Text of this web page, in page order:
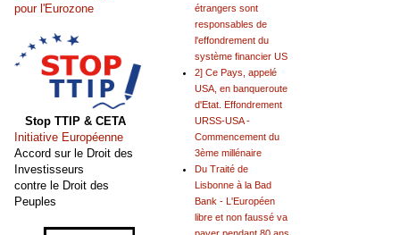
étrangers sont
responsables de
l'effondrement du
système financier US
2] Ce Pays, appelé
USA, en banqueroute
d'Etat. Effondrement
URSS-USA -
Commencement du
3ème millénaire
Du Traité de
Lisbonne à la Bad
Bank - L'Européen
libre et non faussé va
pour l'Eurozone
Stop TTIP & CETA
Initiative Européenne
Accord sur le Droit des
Investisseurs
contre le Droit des
Peuples